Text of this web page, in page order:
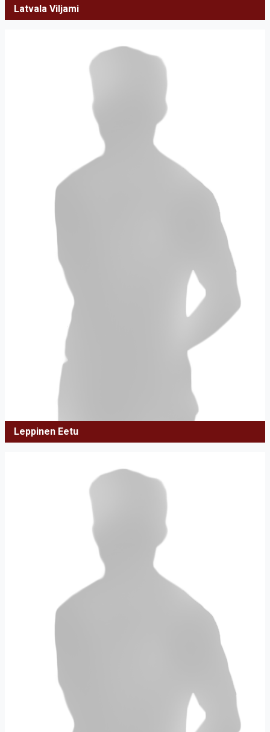
Latvala Viljami
Leppinen Eetu